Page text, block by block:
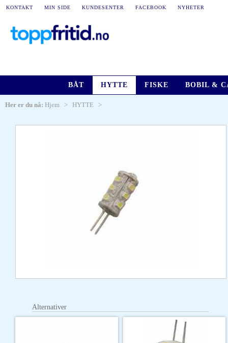
KONTAKT MIN SIDE KUNDESENTER FACEBOOK NYHETER
BÅT HYTTE FISKE BOBIL &
Her er du nå: Hjem > HYTTE >
Alternativer